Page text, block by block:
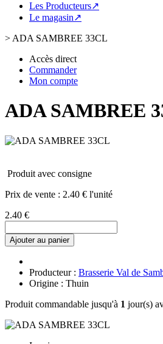
Les Producteurs↗
Le magasin↗
> ADA SAMBREE 33CL
Accès direct
Commander
Mon compte
ADA SAMBREE
Produit avec consigne
Prix de vente : 2.40 € l'unité
2.40 €
Ajouter au panier
Producteur : Brasserie Val de
Origine : Thuin
Produit commandable jusqu'à 1 jour(s)